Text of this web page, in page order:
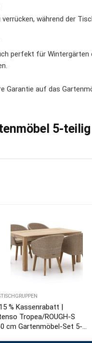
während der
perfekt für Wintergärten
Garantie auf das
5-teilig
% Kassenrabatt |
Tropea/ROUGH-S
cm Gartenmöbel-Set 5-